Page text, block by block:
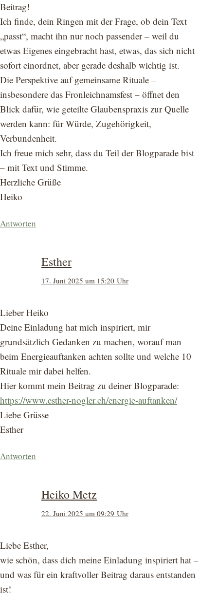
Beitrag!
Ich finde, dein Ringen mit der Frage, ob dein Text
„passt“, macht ihn nur noch passender – weil du
etwas Eigenes eingebracht hast, etwas, das sich nicht
sofort einordnet, aber gerade deshalb wichtig ist.
Die Perspektive auf gemeinsame Rituale –
insbesondere das Fronleichnamsfest – öffnet den
Blick dafür, wie geteilte Glaubenspraxis zur Quelle
werden kann: für Würde, Zugehörigkeit,
Verbundenheit.
Ich freue mich sehr, dass du Teil der Blogparade bist
– mit Text und Stimme.
Herzliche Grüße
Heiko
Antworten
Esther
17. Juni 2025 um 15:20 Uhr
Lieber Heiko
Deine Einladung hat mich inspiriert, mir
grundsätzlich Gedanken zu machen, worauf man
beim Energieauftanken achten sollte und welche 10
Rituale mir dabei helfen.
Hier kommt mein Beitrag zu deiner Blogparade:
https://www.esther-nogler.ch/energie-auftanken/
Liebe Grüsse
Esther
Antworten
Heiko Metz
22. Juni 2025 um 09:29 Uhr
Liebe Esther,
wie schön, dass dich meine Einladung inspiriert hat –
und was für ein kraftvoller Beitrag daraus entstanden
ist!